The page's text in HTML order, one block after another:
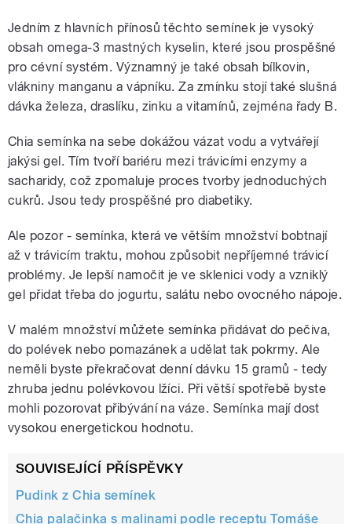
Jedním z hlavních přínosů těchto semínek je vysoký
obsah omega-3 mastných kyselin, které jsou prospěšné
pro cévní systém. Významný je také obsah bílkovin,
vlákniny manganu a vápníku. Za zmínku stojí také slušná
dávka železa, draslíku, zinku a vitamínů, zejména řady B.
Chia semínka na sebe dokážou vázat vodu a vytvářejí
jakýsi gel. Tím tvoří bariéru mezi trávicími enzymy a
sacharidy, což zpomaluje proces tvorby jednoduchých
cukrů. Jsou tedy prospěšné pro diabetiky.
Ale pozor - semínka, která ve větším množství bobtnají
až v trávicím traktu, mohou způsobit nepříjemné trávicí
problémy. Je lepší namočit je ve sklenici vody a vzniklý
gel přidat třeba do jogurtu, salátu nebo ovocného nápoje.
V malém množství můžete semínka přidávat do pečiva,
do polévek nebo pomazánek a udělat tak pokrmy. Ale
neměli byste překračovat denní dávku 15 gramů - tedy
zhruba jednu polévkovou lžíci. Při větší spotřebě byste
mohli pozorovat přibývání na váze. Semínka mají dost
vysokou energetickou hodnotu.
SOUVISEJÍCÍ PŘÍSPĚVKY
Pudink z Chia semínek
Chia palačinka s malinami podle receptu Tomáše